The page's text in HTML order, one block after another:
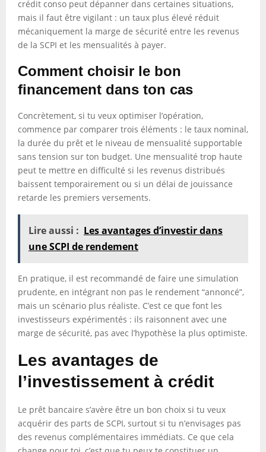
crédit conso peut dépanner dans certaines situations,
mais il faut être vigilant : un taux plus élevé réduit
mécaniquement la marge de sécurité entre les revenus
de la SCPI et les mensualités à payer.
Comment choisir le bon
financement dans ton cas
Concrètement, si tu veux optimiser l’opération,
commence par comparer trois éléments : le taux nominal,
la durée du prêt et le niveau de mensualité supportable
sans tension sur ton budget. Une mensualité trop haute
peut te mettre en difficulté si les revenus distribués
baissent temporairement ou si un délai de jouissance
retarde les premiers versements.
Lire aussi : Les avantages d’investir dans
une SCPI de rendement
En pratique, il est recommandé de faire une simulation
prudente, en intégrant non pas le rendement “annoncé”,
mais un scénario plus réaliste. C’est ce que font les
investisseurs expérimentés : ils raisonnent avec une
marge de sécurité, pas avec l’hypothèse la plus optimiste.
Les avantages de
l’investissement à crédit
Le prêt bancaire s’avère être un bon choix si tu veux
acquérir des parts de SCPI, surtout si tu n’envisages pas
des revenus complémentaires immédiats. Ce que cela